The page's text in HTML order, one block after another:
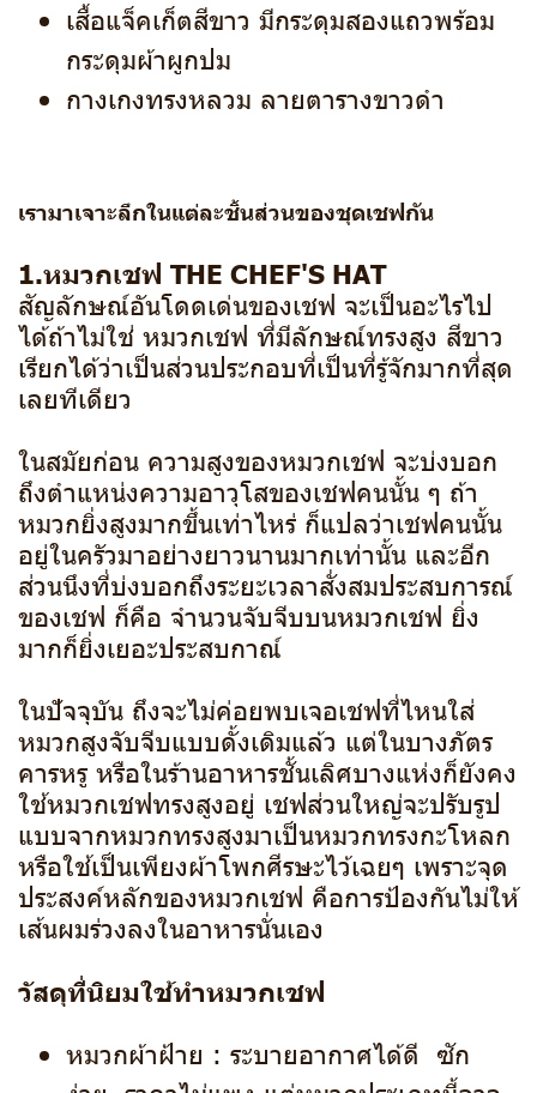
เสื้อแจ็คเก็ตสีขาว มีกระดุมสองแถวพร้อม
กระดุมผ้าผูกปม
กางเกงทรงหลวม ลายตารางขาวดำ
เรามาเจาะลึกในแต่ละชิ้นส่วนของชุดเชฟกัน
1.หมวกเชฟ THE CHEF'S HAT
สัญลักษณ์อันโดดเด่นของเชฟ จะเป็นอะไรไป
ได้ถ้าไม่ใช่ หมวกเชฟ ที่มีลักษณ์ทรงสูง สีขาว
เรียกได้ว่าเป็นส่วนประกอบที่เป็นที่รู้จักมากที่สุด
เลยทีเดียว
ในสมัยก่อน ความสูงของหมวกเชฟ จะบ่งบอก
ถึงตำแหน่งความอาวุโสของเชฟคนนั้น ๆ ถ้า
หมวกยิ่งสูงมากขึ้นเท่าไหร่ ก็แปลว่าเชฟคนนั้น
อยู่ในครัวมาอย่างยาวนานมากเท่านั้น และอีก
ส่วนนึงที่บ่งบอกถึงระยะเวลาสั่งสมประสบการณ์
ของเชฟ ก็คือ จำนวนจับจีบบนหมวกเชฟ ยิ่ง
มากก็ยิ่งเยอะประสบกาณ์
ในปัจจุบัน ถึงจะไม่ค่อยพบเจอเชฟที่ไหนใส่
หมวกสูงจับจีบแบบดั้งเดิมแล้ว แต่ในบางภัตร
คารหรู หรือในร้านอาหารชั้นเลิศบางแห่งก็ยังคง
ใช้หมวกเชฟทรงสูงอยู่ เชฟส่วนใหญ่จะปรับรูป
แบบจากหมวกทรงสูงมาเป็นหมวกทรงกะโหลก
หรือใช้เป็นเพียงผ้าโพกศีรษะไว้เฉยๆ เพราะจุด
ประสงค์หลักของหมวกเชฟ คือการป้องกันไม่ให้
เส้นผมร่วงลงในอาหารนั่นเอง
วัสดุที่นิยมใช้ทำหมวกเชฟ
หมวกผ้าฝ้าย : ระบายอากาศได้ดี ซัก